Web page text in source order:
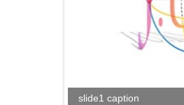
slide1 caption